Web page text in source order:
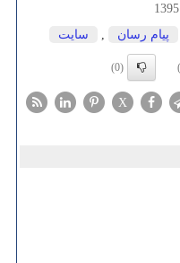
1395
پیام رسان سایت
(0)
X